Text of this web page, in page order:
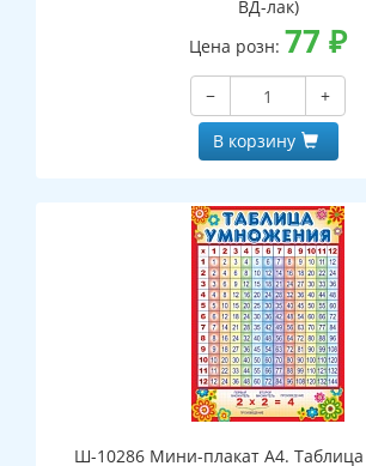
ВД-лак)
Цена розн: 77 ₽
−
+
В корзину
Ш-10286 Мини-плакат А4.